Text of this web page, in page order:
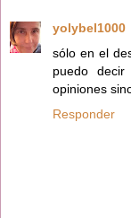
yolybel1000
sólo en el
puedo
opiniones
Responder